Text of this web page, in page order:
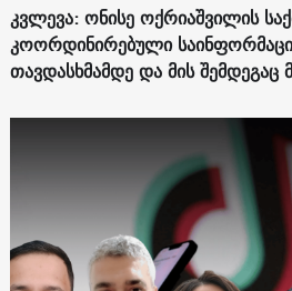
კვლევა: ონისე ოქრიაშვილის
კოორდინირებული
თავდასხმამდე და მის შემდეგაც